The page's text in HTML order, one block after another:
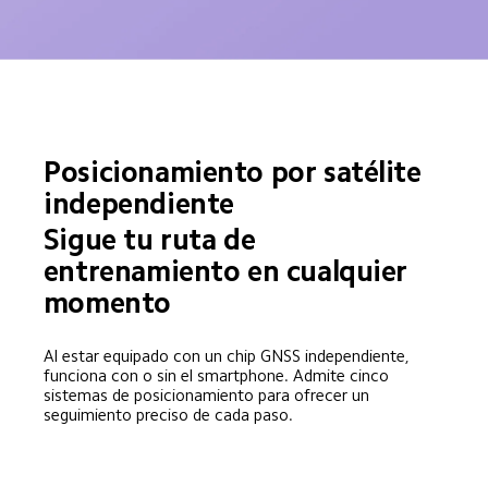
Posicionamiento por satélite
independiente
Sigue tu ruta de
entrenamiento en cualquier
momento
Al estar equipado con un chip GNSS independiente,
funciona con o sin el smartphone. Admite cinco
sistemas de posicionamiento para ofrecer un
seguimiento preciso de cada paso.